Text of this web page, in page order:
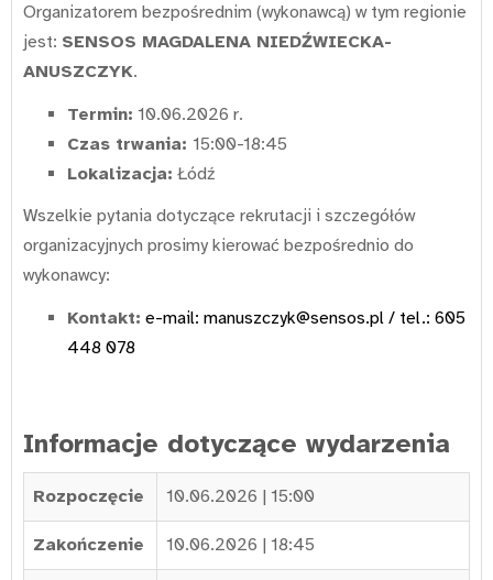
Organizatorem bezpośrednim (wykonawcą) w tym regionie
jest: SENSOS MAGDALENA NIEDŹWIECKA-
ANUSZCZYK.
Termin: 10.06.2026 r.
Czas trwania: 15:00-18:45
Lokalizacja: Łódź
Wszelkie pytania dotyczące rekrutacji i szczegółów
organizacyjnych prosimy kierować bezpośrednio do
wykonawcy:
Kontakt: e-mail: manuszczyk@sensos.pl / tel.: 605
448 078
Informacje dotyczące wydarzenia
Rozpoczęcie 10.06.2026 | 15:00
Zakończenie 10.06.2026 | 18:45